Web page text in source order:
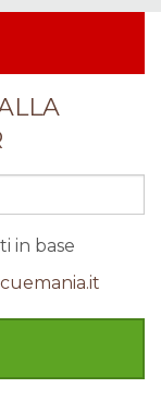
in base